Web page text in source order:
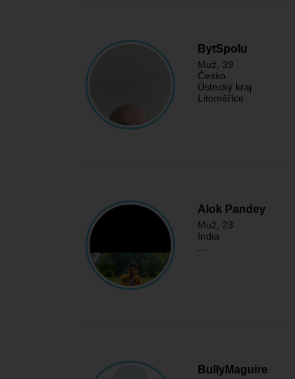
BytSpolu
Muž , 39
Česko
Ústecký kraj
Litoměřice
Alok Pandey
Muž , 23
India
BullyMaguire